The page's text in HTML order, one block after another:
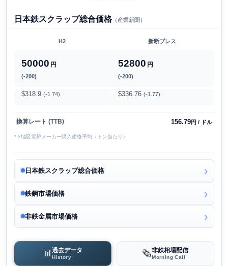
日本鉄スクラップ総合価格（産業新聞）
H2 新断プレス
50000 円
(-200)
52800 円
(-200)
$318.9 (-1.74) $336.76 (-1.77)
換算レート (TTB) 156.79円 / ドル
* 3地区電炉メーカー購入価格平均（トン当たり）
日本鉄スクラップ総合価格
鉄鋼市場価格
非鉄金属市場価格
📊過去データ
History 🗞️非鉄相場配信
Morning Call